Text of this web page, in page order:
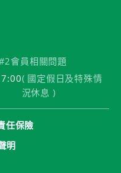
會員相關問題
( 國定假日及特殊情
況休息 )
任保險
明